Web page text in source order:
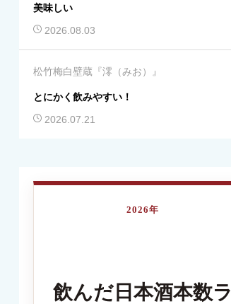
美味しい
2026.08.03
松竹梅白壁蔵『澪（みお）』
とにかく飲みやすい！
2026.07.21
2026年
飲んだ日本酒本数ラ